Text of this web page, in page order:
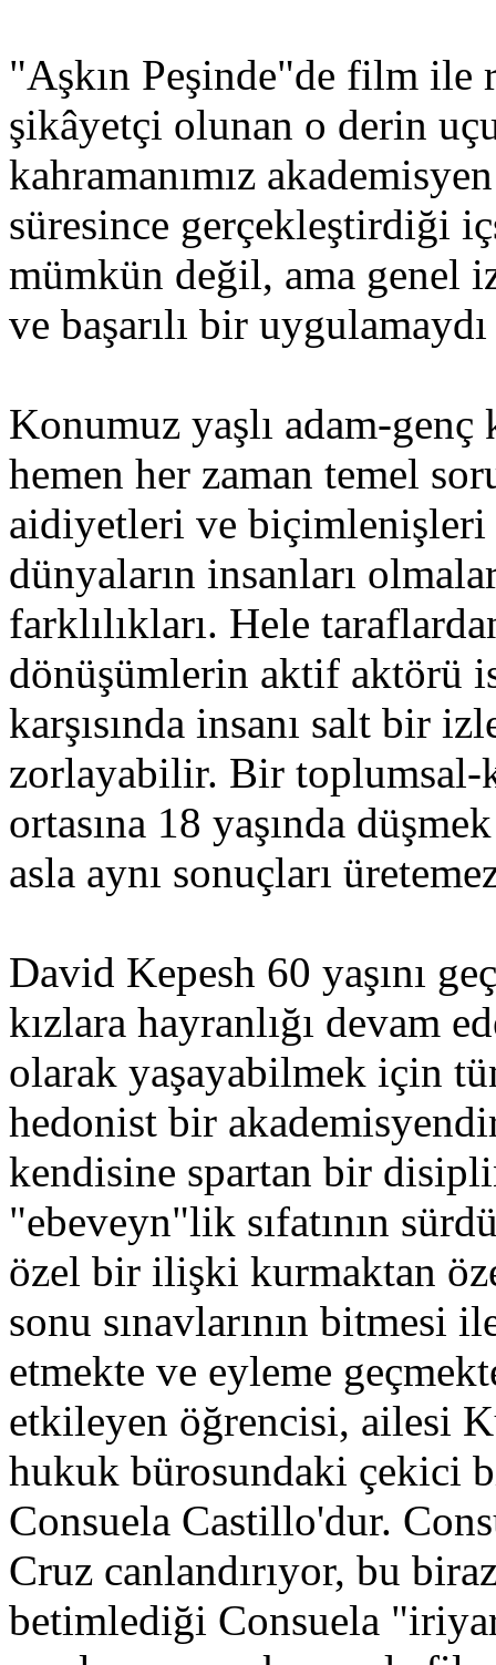
"Aşkın Peşinde"de film ile
şikâyetçi olunan o derin
kahramanımız
süresince gerçekleştirdiği
mümkün değil, ama genel
ve başarılı bir
Konumuz yaşlı adam-
hemen her zaman temel
aidiyetleri ve biçimlenişleri
dünyaların insanları
farklılıkları. Hele
dönüşümlerin aktif aktörü
karşısında insanı salt bir
zorlayabilir. Bir toplumsal-
ortasına 18 yaşında
asla aynı sonuçları
David Kepesh 60 yaşını
kızlara hayranlığı devam
olarak yaşayabilmek için
hedonist bir
kendisine spartan bir
"ebeveyn"lik sıfatının
özel bir ilişki kurmaktan
sonu sınavlarının bitmesi
etmekte ve eyleme
etkileyen öğrencisi, ailesi
hukuk bürosundaki çekici
Consuela Castillo'dur.
Cruz canlandırıyor, bu
betimlediği Consuela